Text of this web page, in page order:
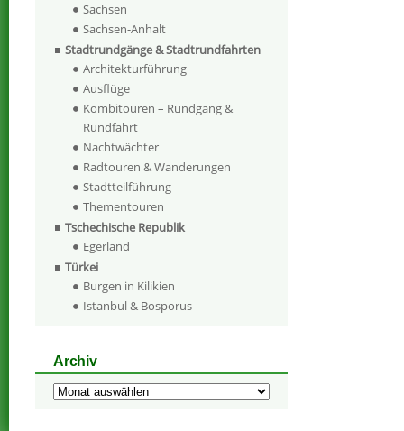
Sachsen
Sachsen-Anhalt
Stadtrundgänge & Stadtrundfahrten
Architekturführung
Ausflüge
Kombitouren – Rundgang &
Rundfahrt
Nachtwächter
Radtouren & Wanderungen
Stadtteilführung
Thementouren
Tschechische Republik
Egerland
Türkei
Burgen in Kilikien
Istanbul & Bosporus
Archiv
Archiv